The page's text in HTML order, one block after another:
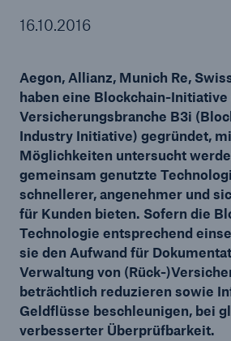
16.10.2016
Aegon, Allianz, Munich Re,
haben eine Blockchain-Initiative
Versicherungsbranche B3i
Industry Initiative) gegründet,
Möglichkeiten untersucht
gemeinsam genutzte
schnellerer, angenehmer und
für Kunden bieten. Sofern die
Technologie entsprechend
sie den Aufwand für
Verwaltung von (Rück-
beträchtlich reduzieren sowie
Geldflüsse beschleunigen, bei
verbesserter Überprüfbarkeit.
Tech Trend Radar 2026
Our expert perspective for